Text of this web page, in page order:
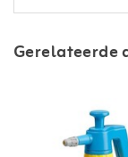
Gerelateerde